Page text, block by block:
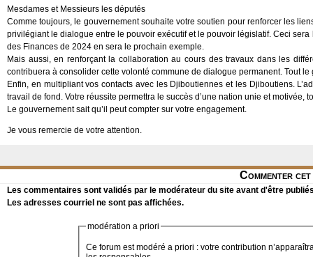
Mesdames et Messieurs les députés
Comme toujours, le gouvernement souhaite votre soutien pour renforcer les
privilégiant le dialogue entre le pouvoir exécutif et le pouvoir législatif. Ceci
des Finances de 2024 en sera le prochain exemple.
Mais aussi, en renforçant la collaboration au cours des travaux dans les
contribuera à consolider cette volonté commune de dialogue permanent. Tout
Enfin, en multipliant vos contacts avec les Djiboutiennes et les Djiboutiens.
travail de fond. Votre réussite permettra le succès d’une nation unie et
Le gouvernement sait qu’il peut compter sur votre engagement.
Je vous remercie de votre attention.
Commenter
Les commentaires sont validés par le modérateur du site avant d'être
Les adresses courriel ne sont pas affichées.
modération a priori
Ce forum est modéré a priori : votre contribution